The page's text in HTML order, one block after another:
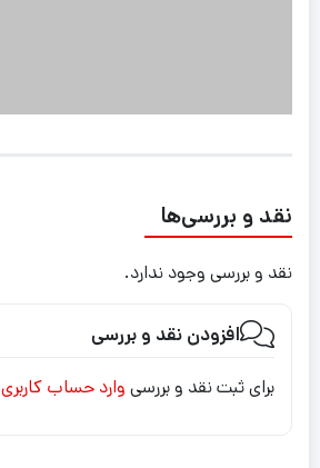
نقد و بررسی‌ها
نقد و بررسی وجود ندارد.
افزودن نقد و بررسی
برای ثبت نقد و بررسی وارد حساب کاربری